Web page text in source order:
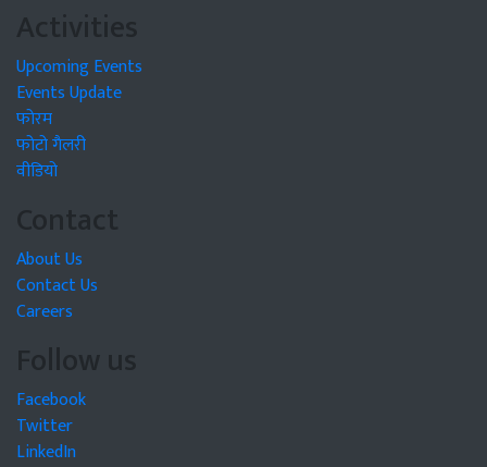
Activities
Upcoming Events
Events Update
फोरम
फोटो गैलरी
वीडियो
Contact
About Us
Contact Us
Careers
Follow us
Facebook
Twitter
LinkedIn